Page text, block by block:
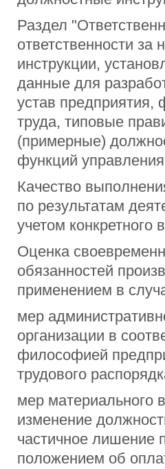
Раздел
ответственности
инструкции,
данные для
устав
труда, типовые
(примерные)
функций
Качество
по результатам
учетом
Оценка
обязанностей
применением в
мер
организации в
философией
трудового
мер материального
изменение
частичное лишение
положением об